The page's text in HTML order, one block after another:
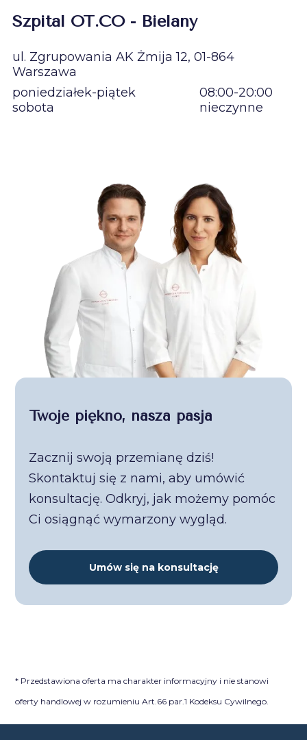
Szpital OT.CO - Bielany
ul. Zgrupowania AK Żmija 12, 01-864
Warszawa
poniedziałek-piątek
08:00-20:00
sobota
nieczynne
Twoje piękno, nasza pasja
Zacznij swoją przemianę dziś!
Skontaktuj się z nami, aby umówić
konsultację. Odkryj, jak możemy pomóc
Ci osiągnąć wymarzony wygląd.
Umów się na konsultację
* Przedstawiona oferta ma charakter informacyjny i nie stanowi
oferty handlowej w rozumieniu Art.66 par.1 Kodeksu Cywilnego.